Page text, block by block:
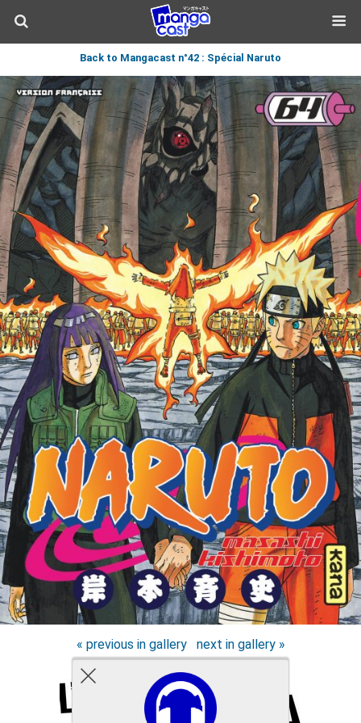
Back to Mangacast n°42 : Spécial Naruto
« previous in gallery next in gallery »